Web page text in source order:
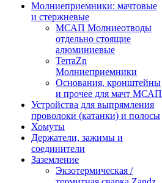
Молниеприемники: мачтовые
и стержневые
МСАП Молниеотводы
отдельно стоящие
алюминиевые
TerraZn
Молниеприемники
Основания, кронштейны
и прочее для мачт МСАП
Устройства для выпрямления
проволоки (катанки) и полосы
Хомуты
Держатели, зажимы и
соединители
Заземление
Экзотермическая /